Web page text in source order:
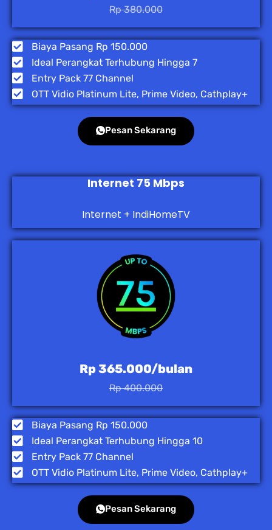
Rp 380.000
Biaya Pasang Rp 150.000
Ideal Perangkat Terhubung Hingga 7
Entry Pack 77 Channel
OTT Vidio Platinum Lite, Prime Video, Cathplay+
Pesan Sekarang
Internet 75 Mbps
Internet + IndiHomeTV
Rp 365.000/bulan
Rp 400.000
Biaya Pasang Rp 150.000
Ideal Perangkat Terhubung Hingga 10
Entry Pack 77 Channel
OTT Vidio Platinum Lite, Prime Video, Cathplay+
Pesan Sekarang